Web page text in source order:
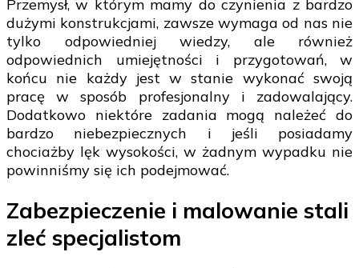
Przemysł, w którym mamy do czynienia z bardzo
dużymi konstrukcjami, zawsze wymaga od nas nie
tylko odpowiedniej wiedzy, ale również
odpowiednich umiejętności i przygotowań, w
końcu nie każdy jest w stanie wykonać swoją
pracę w sposób profesjonalny i zadowalający.
Dodatkowo niektóre zadania mogą należeć do
bardzo niebezpiecznych i jeśli posiadamy
chociażby lęk wysokości, w żadnym wypadku nie
powinniśmy się ich podejmować.
Zabezpieczenie i malowanie stali
zleć specjalistom